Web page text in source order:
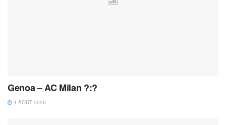
Genoa – AC Milan ?:?
4 AOÛT 2026